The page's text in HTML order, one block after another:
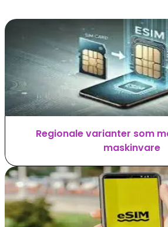
Regionale varianter som
maskinvare